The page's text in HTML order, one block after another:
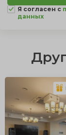
Я согласен с
данных